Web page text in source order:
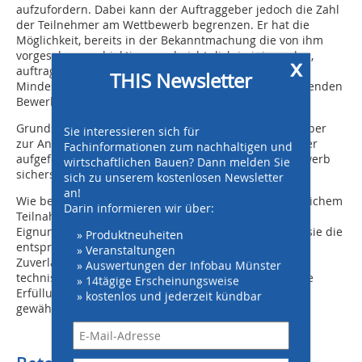
aufzufordern. Dabei kann der Auftraggeber jedoch die Zahl
der Teilnehmer am Wettbewerb begrenzen. Er hat die
Möglichkeit, bereits in der Bekanntmachung die von ihm
vorgesehenen objektiven und nicht diskriminierenden,
auftragsbezogenen Kriterien und die vorgesehene
Mindestanzahl, ggf. auch die Höchstzahl der einzuladenden
Bewerber anzugeben.
Grundsätzlich müssen jedoch mindestens fünf Bewerber
zur Angebotsabgabe aufgefordert werden. Die Zahl der
aufgeforderten Bewerber muss einen echten Wettbewerb
sicherstellen.
Wie bei der beschränkten Ausschreibung nach öffentlichem
Teilnahmewettbewerb müssen Bewerber sich einer
Eignungsprüfung unterziehen und nachweisen, dass sie die
entsprechende Fachkunde, Leistungsfähigkeit und
Zuverlässigkeit besitzen sowie über ausreichende
technische und wirtschaftliche Mittel verfügen, um die
Erfüllung der vertraglichen Verpflichtungen zu
gewährleisten.
x
THIS Newsletter
Sie interessieren sich für
Fachinformationen zum nachhaltigen und
wirtschaftlichen Bauen? Dann melden Sie
sich zu unserem kostenlosen Newsletter
an!
Darin informieren wir über:
» Produktneuheiten
» Veranstaltungen
» Auswertungen der Infobau Münster
» 14tägige Erscheinungsweise
» kostenlos und jederzeit kündbar